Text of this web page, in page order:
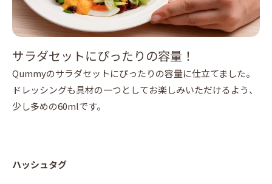
サラダセットにぴったりの容量！
Qummyのサラダセットにぴったりの容量に仕立てました。
ドレッシングも具材の一つとしてお楽しみいただけるよう、
少し多めの60mlです。
ハッシュタグ